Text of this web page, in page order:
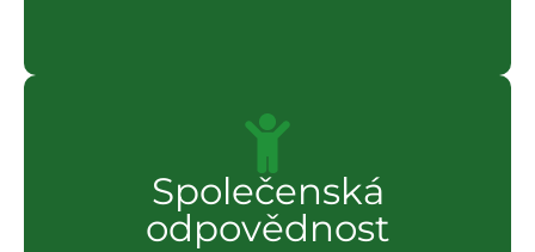
Společenská
odpovědnost